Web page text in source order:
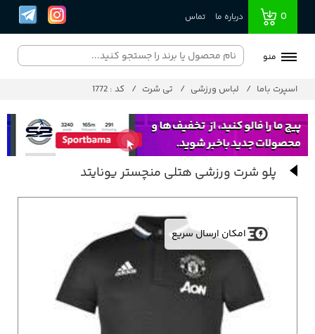
0 درباره ما تماس
منو
اسپرت باما لباس ورزشی تی شرت کد : 1772
پلو شرت ورزشی هتلی منچستر یونایتد
امکان ارسال سریع